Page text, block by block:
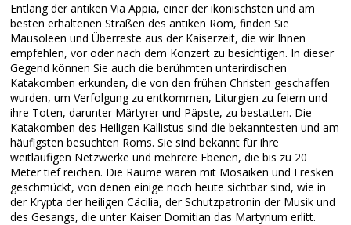
Entlang der antiken Via Appia, einer der ikonischsten und am
besten erhaltenen Straßen des antiken Rom, finden Sie
Mausoleen und Überreste aus der Kaiserzeit, die wir Ihnen
empfehlen, vor oder nach dem Konzert zu besichtigen. In dieser
Gegend können Sie auch die berühmten unterirdischen
Katakomben erkunden, die von den frühen Christen geschaffen
wurden, um Verfolgung zu entkommen, Liturgien zu feiern und
ihre Toten, darunter Märtyrer und Päpste, zu bestatten. Die
Katakomben des Heiligen Kallistus sind die bekanntesten und am
häufigsten besuchten Roms. Sie sind bekannt für ihre
weitläufigen Netzwerke und mehrere Ebenen, die bis zu 20
Meter tief reichen. Die Räume waren mit Mosaiken und Fresken
geschmückt, von denen einige noch heute sichtbar sind, wie in
der Krypta der heiligen Cäcilia, der Schutzpatronin der Musik und
des Gesangs, die unter Kaiser Domitian das Martyrium erlitt.